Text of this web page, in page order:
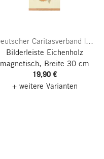
Deutscher Caritasverband | Caritas Wendelstein Werkstätten
Bilderleiste Eichenholz
magnetisch, Breite 30 cm
19,90 €
+ weitere Varianten